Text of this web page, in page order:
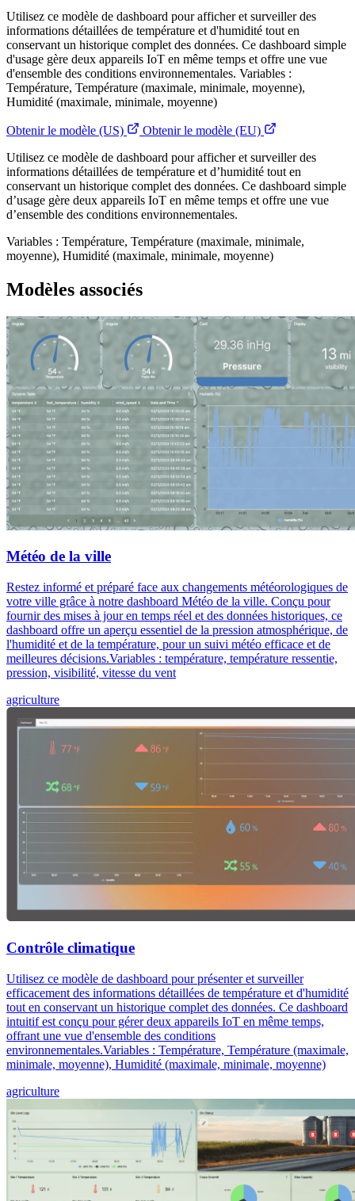
Utilisez ce modèle de dashboard pour afficher et surveiller des
informations détaillées de température et d'humidité tout en
conservant un historique complet des données. Ce dashboard simple
d'usage gère deux appareils IoT en même temps et offre une vue
d'ensemble des conditions environnementales. Variables :
Température, Température (maximale, minimale, moyenne),
Humidité (maximale, minimale, moyenne)
Obtenir le modèle (US)
Obtenir le modèle (EU)
Utilisez ce modèle de dashboard pour afficher et surveiller des
informations détaillées de température et d’humidité tout en
conservant un historique complet des données. Ce dashboard simple
d’usage gère deux appareils IoT en même temps et offre une vue
d’ensemble des conditions environnementales.
Variables : Température, Température (maximale, minimale,
moyenne), Humidité (maximale, minimale, moyenne)
Modèles associés
Météo de la ville
Restez informé et préparé face aux changements météorologiques de
votre ville grâce à notre dashboard Météo de la ville. Conçu pour
fournir des mises à jour en temps réel et des données historiques, ce
dashboard offre un aperçu essentiel de la pression atmosphérique, de
l'humidité et de la température, pour un suivi météo efficace et de
meilleures décisions.Variables : température, température ressentie,
pression, visibilité, vitesse du vent
agriculture
Contrôle climatique
Utilisez ce modèle de dashboard pour présenter et surveiller
efficacement des informations détaillées de température et d'humidité
tout en conservant un historique complet des données. Ce dashboard
intuitif est conçu pour gérer deux appareils IoT en même temps,
offrant une vue d'ensemble des conditions
environnementales.Variables : Température, Température (maximale,
minimale, moyenne), Humidité (maximale, minimale, moyenne)
agriculture